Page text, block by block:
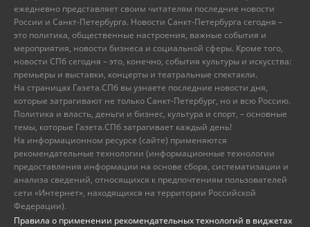
ежедневно представляет своим читателям последние новости
России и Санкт-Петербурга. Новости Санкт-Петербурга сегодня –
это политика, общественные настроения, важные события и
мероприятия, новости бизнеса и социальной сферы. Кроме того,
новости СПб сегодня – это, конечно, события культуры и искусства:
премьеры и выставки, концерты и театральные спектакли.
На страницах Газета.СПб вы узнаете последние новости дня,
которые затрагивают не только Санкт-Петербург, но и всю Россию.
Политика и власть, деньги и бизнес, культура и спорт, – основные
темы, которые Газета.СПб затрагивает каждый день!
На информационном ресурсе (сайте) применяются
рекомендательные технологии (информационные технологии
предоставления информации на основе сбора, систематизации и
анализа сведений, относящихся к предпочтениям пользователей
сети «Интернет», находящихся на территории Российской
Федерации).
Правила о применении рекомендательных технологий в виджетах